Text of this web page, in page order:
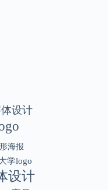
设计
海报
学logo
设计